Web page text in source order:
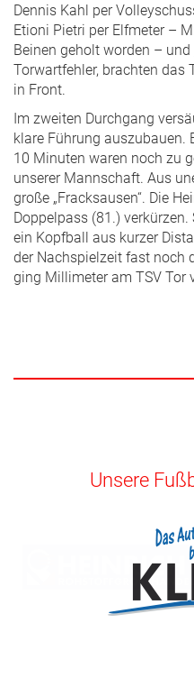
Dennis Kahl per
Etioni Pietri per Elfmeter –
Beinen geholt worden – und
Torwartfehler, brachten das
in Front.
Im zweiten Durchgang
klare Führung auszubauen.
10 Minuten waren noch zu
unserer Mannschaft. Aus
große „Fracksausen“. Die
Doppelpass (81.)
ein Kopfball aus kurzer
der Nachspielzeit fast noch
ging Millimeter am TSV Tor
Unsere